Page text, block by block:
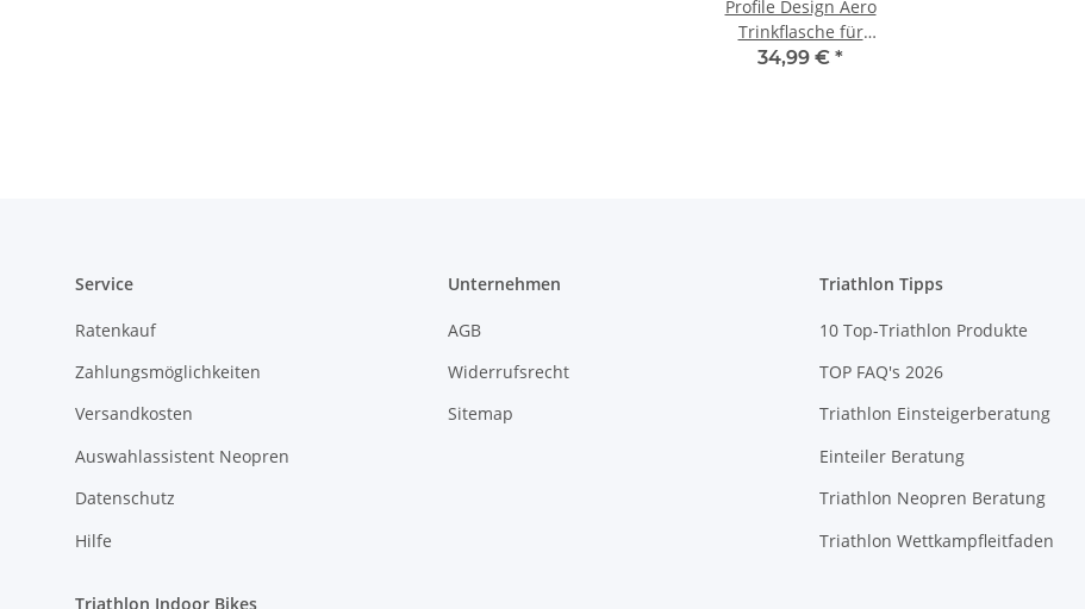
Profile Design Aero
Trinkflasche für
Lenkeraufsatz inkl.
34,99 € *
Service
Ratenkauf
Zahlungsmöglichkeiten
Versandkosten
Auswahlassistent Neopren
Datenschutz
Hilfe
Unternehmen
AGB
Widerrufsrecht
Sitemap
Triathlon Tipps
10 Top-Triathlon Produkte
TOP FAQ's 2026
Triathlon Einsteigerberatung
Einteiler Beratung
Triathlon Neopren Beratung
Triathlon Wettkampfleitfaden
Triathlon Indoor Bikes